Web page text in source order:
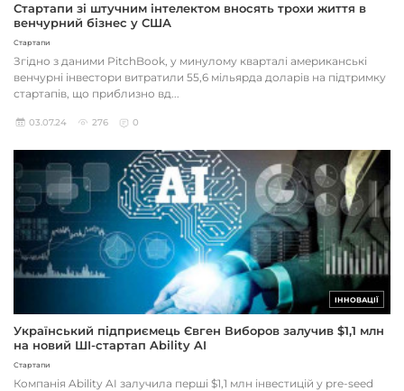
Стартапи зі штучним інтелектом вносять трохи життя в
венчурний бізнес у США
Стартапи
Згідно з даними PitchBook, у минулому кварталі американські
венчурні інвестори витратили 55,6 мільярда доларів на підтримку
стартапів, що приблизно вд...
03.07.24 276 0
ІННОВАЦІЇ
Український підприємець Євген Виборов залучив $1,1 млн
на новий ШІ-стартап Ability AI
Стартапи
Компанія Ability AI залучила перші $1,1 млн інвестицій у pre-seed